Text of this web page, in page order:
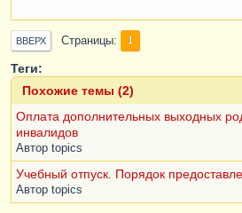
ВВЕРХ Страницы 1
Теги:
Похожие темы (2)
Оплата дополнительных выходных
инвалидов
Автор topics
Учебный отпуск. Порядок
Автор topics